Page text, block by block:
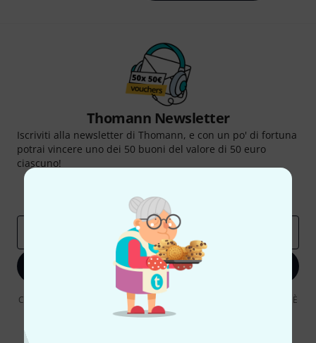
Thomann Newsletter
Iscriviti alla newsletter di Thomann, e con un po' di fortuna
potrai vincere uno dei 50 buoni del valore di 50 euro
ciascuno!
Approfondimenti Thomann
Iscriviti ora
Cliccando su "Iscriviti ora", lei accetta di ricevere pubblicità via e-mail. È
possibile annullare l'iscrizione in qualsiasi momento. Può trovare